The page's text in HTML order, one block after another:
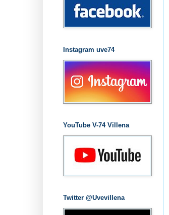
Instagram uve74
YouTube V-74 Villena
Twitter @Uvevillena